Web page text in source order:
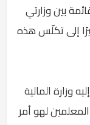
بين وزارتي
إلى تكلّس هذه
وزارة المالية
لهو أمر